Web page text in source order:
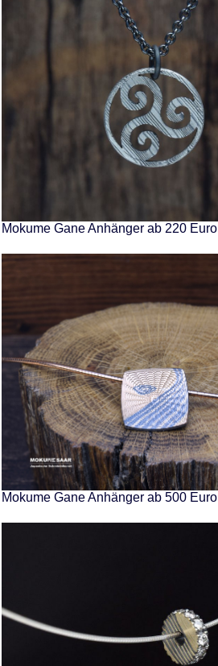
Mokume Gane Anhänger ab 220 Euro
Mokume Gane Anhänger ab 500 Euro